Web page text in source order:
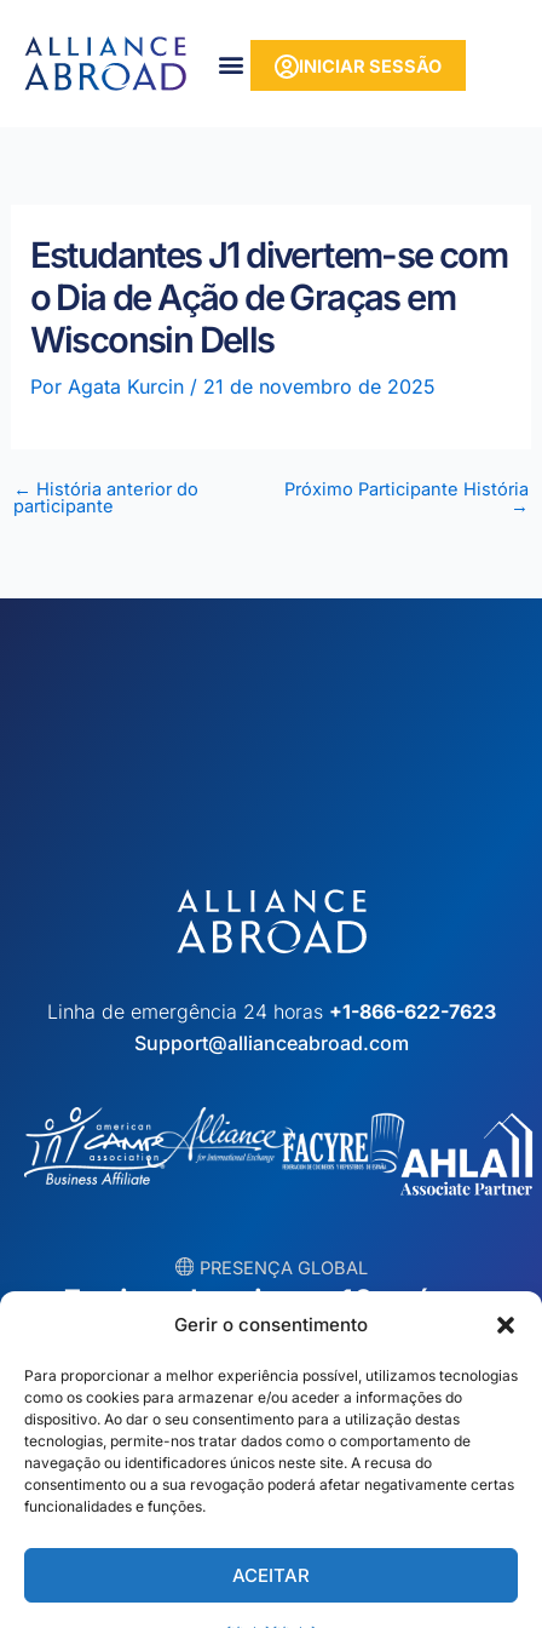
Gerir o consentimento
Para proporcionar a melhor experiência possível, utilizamos tecnologias
como os cookies para armazenar e/ou aceder a informações do
dispositivo. Ao dar o seu consentimento para a utilização destas
tecnologias, permite-nos tratar dados como o comportamento de
navegação ou identificadores únicos neste site. A recusa do
consentimento ou a sua revogação poderá afetar negativamente certas
funcionalidades e funções.
ACEITAR
conteúdo
para
INICIAR SESSÃO
Estudantes J1 divertem-se com
o Dia de Ação de Graças em
Wisconsin Dells
Por Agata Kurcin / 21 de novembro de 2025
← História anterior do
participante
Próximo Participante História
→
Linha de emergência 24 horas +1-866-622-7623
Support@allianceabroad.com
︎ PRESENÇA GLOBAL
Equipas locais em 10 países
EUA
Dubai
México
Espanha
Irlanda
Polónia
Austrália
Encontre a sua equipa local →